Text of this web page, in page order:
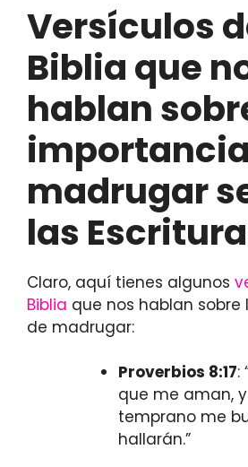
Versículos
Biblia que
hablan
madrugar
las
Claro, aquí tienes algunos
Biblia que nos hablan
de madrugar:
Proverbios 8:17:
que me aman,
temprano me
hallarán.”